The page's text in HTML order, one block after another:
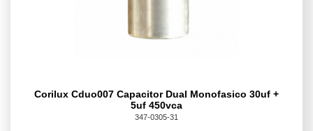
Corilux Cduo007 Capacitor Dual Monofasico 30uf +
5uf 450vca
347-0305-31